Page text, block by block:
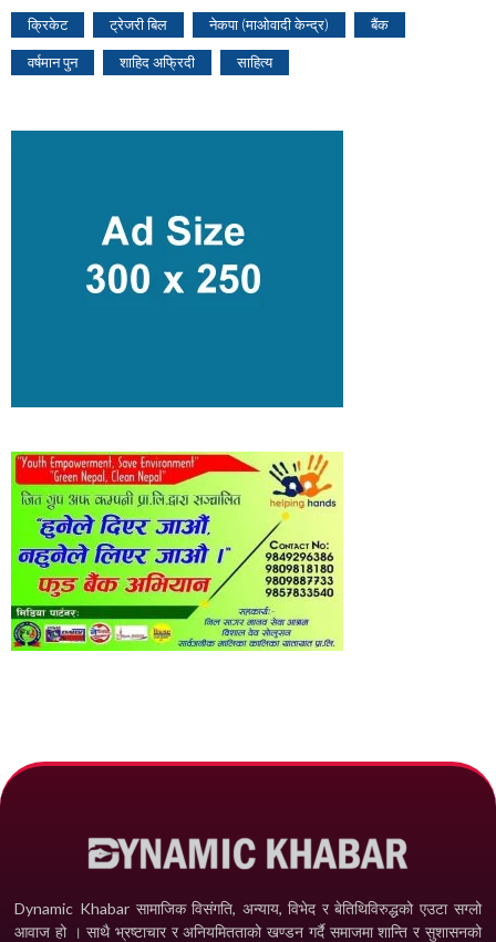
क्रिकेट ट्रेजरी बिल नेकपा (माओवादी केन्द्र) बैंक
वर्षमान पुन शाहिद अफ्रिदी साहित्य
Dynamic Khabar सामाजिक विसंगति, अन्याय, विभेद­ र बेतिथिविरुद्धको एउटा सग्लो
आवाज हो । साथै भ्रष्टाचार र अनियमितताको खण्डन गर्दै समाजमा शान्ति र सुशासनको